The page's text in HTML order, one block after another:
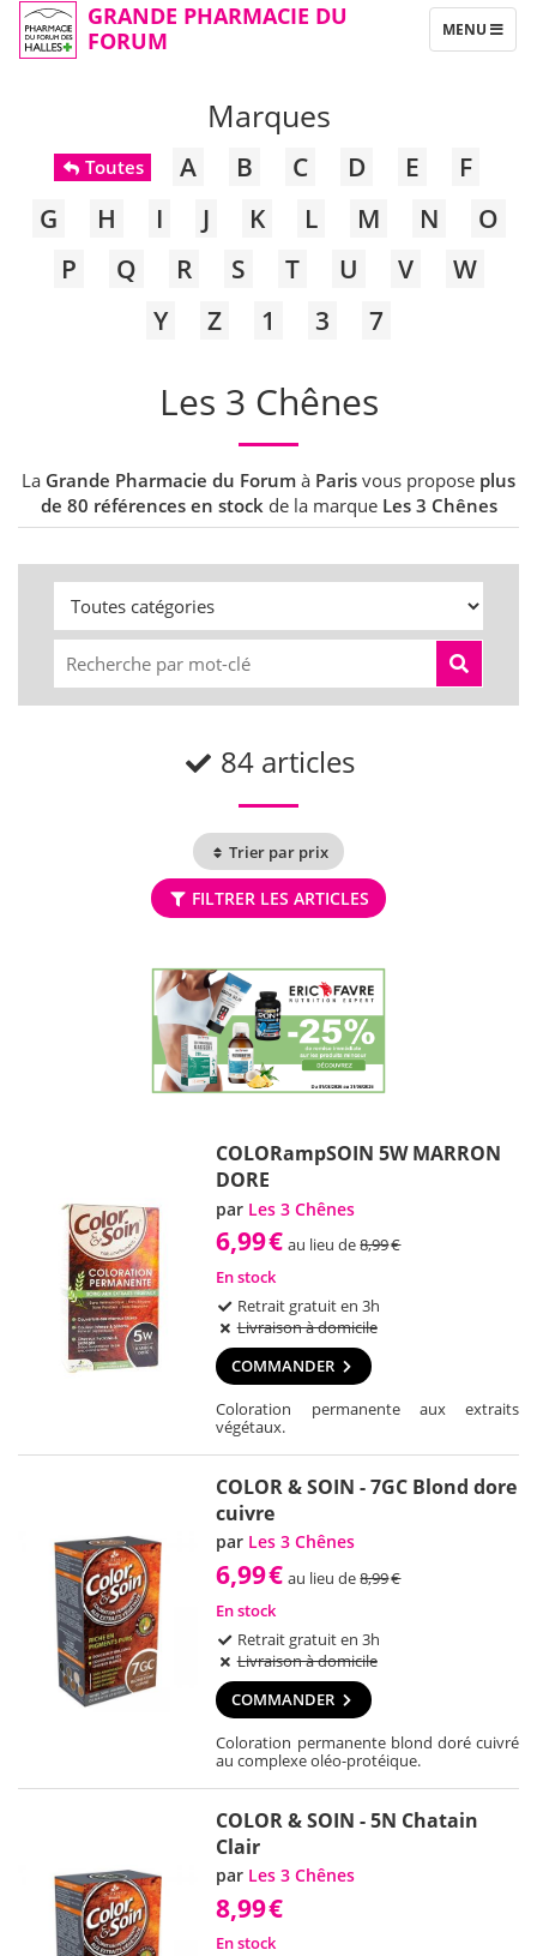
GRANDE PHARMACIE DU
FORUM
TOGGLE
NAVIGATION
MENU
Marques
Toutes A B C D E
F
G
H I J K L M N
O
P
Q R S T U V
W
Y
Z 1 3 7
Les 3 Chênes
La Grande Pharmacie du Forum à Paris vous propose plus
de 80 références en stock de la marque Les 3 Chênes
84 articles
Trier par prix
FILTRER LES ARTICLES
COLORampSOIN 5W MARRON
DORE
par Les 3 Chênes
6,99€ au lieu de8,99€
En stock
Retrait gratuit en 3h
Livraison à domicile
COMMANDER
Coloration permanente aux extraits
végétaux.
COLOR & SOIN - 7GC Blond dore
cuivre
par Les 3 Chênes
6,99€ au lieu de8,99€
En stock
Retrait gratuit en 3h
Livraison à domicile
COMMANDER
Coloration permanente blond doré cuivré
au complexe oléo-protéique.
COLOR & SOIN - 5N Chatain
Clair
par Les 3 Chênes
8,99€
En stock